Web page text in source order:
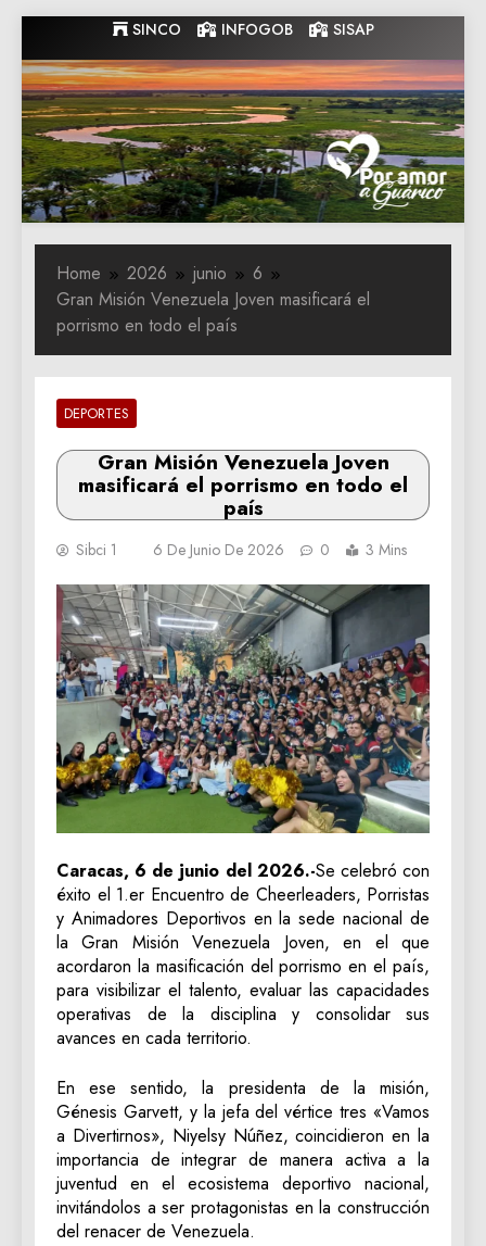
to
content
SINCO INFOGOB SISAP
Gobernacion
de Guarico
Gobernacion de Guarico
Home 2026 junio
6
Gran Misión Venezuela Joven masificará el
porrismo en todo el país
DEPORTES
Gran Misión Venezuela Joven
masificará el porrismo en todo el
país
Sibci 1 6 De Junio De 2026 0 3 Mins
Caracas, 6 de junio del 2026.-Se celebró con
éxito el 1.er Encuentro de Cheerleaders, Porristas
y Animadores Deportivos en la sede nacional de
la Gran Misión Venezuela Joven, en el que
acordaron la masificación del porrismo en el país,
para visibilizar el talento, evaluar las capacidades
operativas de la disciplina y consolidar sus
avances en cada territorio.
En ese sentido, la presidenta de la misión,
Génesis Garvett, y la jefa del vértice tres «Vamos
a Divertirnos», Niyelsy Núñez, coincidieron en la
importancia de integrar de manera activa a la
juventud en el ecosistema deportivo nacional,
invitándolos a ser protagonistas en la construcción
del renacer de Venezuela.